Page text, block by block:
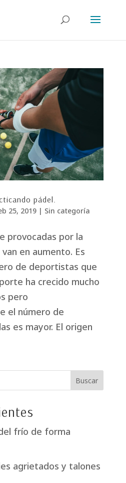
pádel.
25, 2019| Sin categoría
provocadas por la
en aumento. Es
de deportistas que
ha crecido mucho
pero
el número de
es mayor. El origen
frío de forma
agrietados y talones